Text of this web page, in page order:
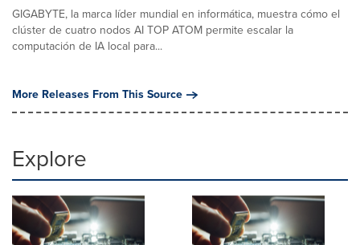
GIGABYTE, la marca líder mundial en informática, muestra cómo el
clúster de cuatro nodos AI TOP ATOM permite escalar la
computación de IA local para...
More Releases From This Source
Explore